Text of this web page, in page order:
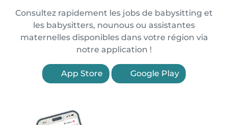
Consultez rapidement les jobs de babysitting et
les babysitters, nounous ou assistantes
maternelles disponibles dans votre région via
notre application !
App Store Google Play